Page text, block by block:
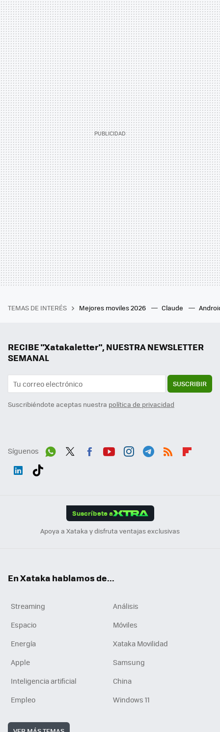
TEMAS DE INTERÉS Mejores moviles 2026 Claude
RECIBE "Xatakaletter", NUESTRA NEWSLETTER
SEMANAL
SUSCRIBIR
Suscribiéndote aceptas nuestra política de privacidad
Síguenos
Suscríbete a
Apoya a Xataka y disfruta ventajas exclusivas
En Xataka hablamos de...
Streaming
Análisis
Espacio
Móviles
Energía
Xataka Movilidad
Apple
Samsung
Inteligencia artificial
China
Empleo
Windows 11